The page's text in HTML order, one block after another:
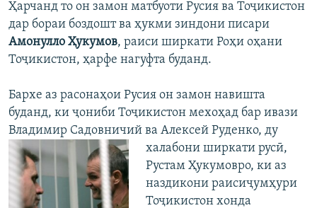
Ҳарчанд то он замон матбуоти Русия ва Тоҷикистон
дар бораи боздошт ва ҳукми зиндони писари
Амонулло Ҳукумов, раиси ширкати Роҳи оҳани
Тоҷикистон, ҳарфе нагуфта буданд.
Бархе аз расонаҳои Русия он замон навишта
буданд, ки ҷониби Тоҷикистон мехоҳад бар ивази
Владимир Садовничий ва Алексей Руденко, ду
халабони ширкати русӣ,
Рустам Ҳукумовро, ки аз
наздикони раисиҷумҳури
Тоҷикистон хонда